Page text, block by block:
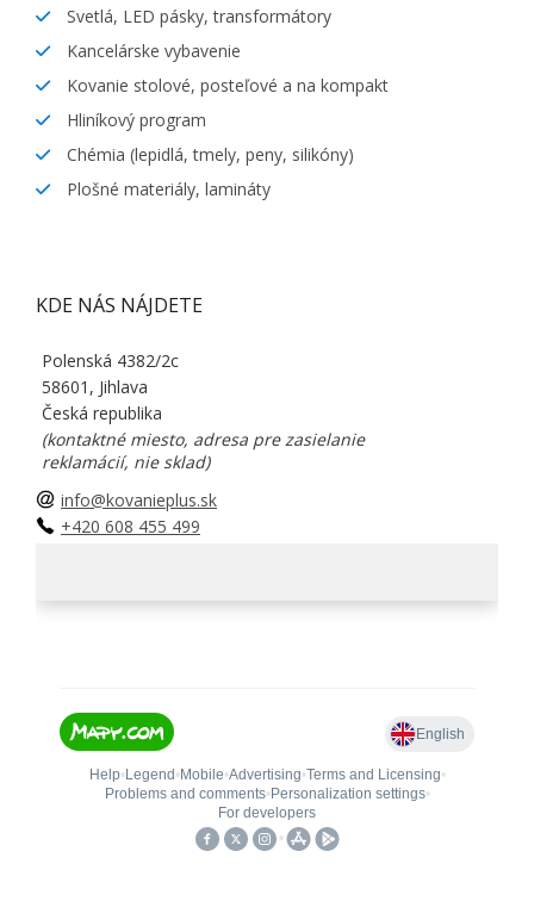
Svetlá, LED pásky, transformátory
Kancelárske vybavenie
Kovanie stolové, posteľové a na kompakt
Hliníkový program
Chémia (lepidlá, tmely, peny, silikóny)
Plošné materiály, lamináty
KDE NÁS NÁJDETE
Polenská 4382/2c
58601, Jihlava
Česká republika
(kontaktné miesto, adresa pre zasielanie
reklamácií, nie sklad)
info@kovanieplus.sk
+420 608 455 499